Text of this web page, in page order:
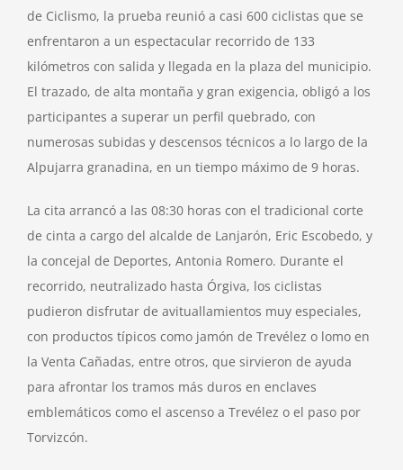
de Ciclismo, la prueba reunió a casi 600 ciclistas que se
enfrentaron a un espectacular recorrido de 133
kilómetros con salida y llegada en la plaza del municipio.
El trazado, de alta montaña y gran exigencia, obligó a los
participantes a superar un perfil quebrado, con
numerosas subidas y descensos técnicos a lo largo de la
Alpujarra granadina, en un tiempo máximo de 9 horas.
La cita arrancó a las 08:30 horas con el tradicional corte
de cinta a cargo del alcalde de Lanjarón, Eric Escobedo, y
la concejal de Deportes, Antonia Romero. Durante el
recorrido, neutralizado hasta Órgiva, los ciclistas
pudieron disfrutar de avituallamientos muy especiales,
con productos típicos como jamón de Trevélez o lomo en
la Venta Cañadas, entre otros, que sirvieron de ayuda
para afrontar los tramos más duros en enclaves
emblemáticos como el ascenso a Trevélez o el paso por
Torvizcón.